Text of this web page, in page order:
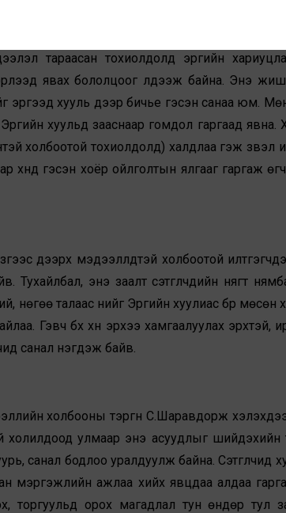
гэдэг үйлдлийг бас агуулсан. Өөрөөр
хэргийн хоёр шинжийг аль алийг нь
тараасан тохиолдолд эрүүгийн
явах бололцоог үлдээж байна. Энэ
эргээд хууль дээр бичье гэсэн санаа юм.
хуульд зааснаар гомдол гаргаад
холбоотой тохиолдолд) халдлаа гэж
хүнд гэсэн хоёр ойлголтын ялгааг гаргаж
дээрх мэдээллүүдтэй холбоотой
Тухайлбал, энэ заалт сэтгүүлчдийн нягт
нөгөө талаас үүнийг Эрүүгийн хуулиас бүр
Гэвч бүх хүн эрхээ хамгаалуулах эрхтэй,
санал нэгдэж байв.
холбооны тэргүүн С.Шаравдорж
холилдоод улмаар энэ асуудлыг шийдэхийн
санал бодлоо уралдуулж байна. Сэтгүүлчид
мэргэжлийн ажлаа хийх явцдаа алдаа
торгуульд орох магадлал тун өндөр тул